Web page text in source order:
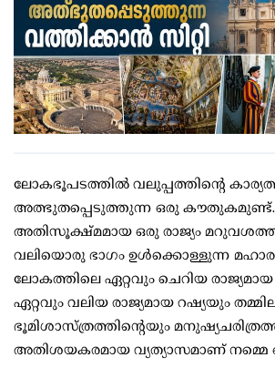
ലോകഭൂപടത്തിൽ വലുപ്പത്തിന്റെ
അത്ഭുതപ്പെടുത്തുന്ന ഒരു
അതിസൂക്ഷ്മമായ ഒരു രാജ്യം
വലിയൊരു ഭാഗം ഉൾക്കൊള്ളുന്ന
ലോകത്തിലെ ഏറ്റവും ചെറിയ
ഏറ്റവും വലിയ രാജ്യമായ റഷ്യയും
ഭൂമിശാസ്ത്രത്തിന്റെയും
അതിശയകരമായ വ്യത്യാസമാണ് നമ്മെ